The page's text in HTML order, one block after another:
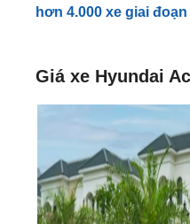
hơn 4.000 xe giai đoạn
Giá xe Hyundai